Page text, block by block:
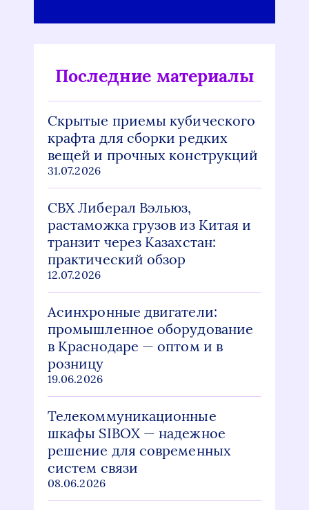
Последние материалы
Скрытые приемы кубического
крафта для сборки редких
вещей и прочных конструкций
31.07.2026
СВХ Либерал Вэльюз,
растаможка грузов из Китая и
транзит через Казахстан:
практический обзор
12.07.2026
Асинхронные двигатели:
промышленное оборудование
в Краснодаре — оптом и в
розницу
19.06.2026
Телекоммуникационные
шкафы SIBOX — надежное
решение для современных
систем связи
08.06.2026